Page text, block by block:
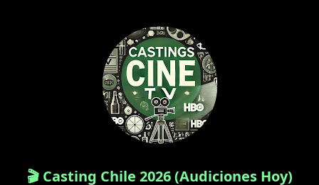
🎬 Casting Chile 2026 (Audiciones Hoy)